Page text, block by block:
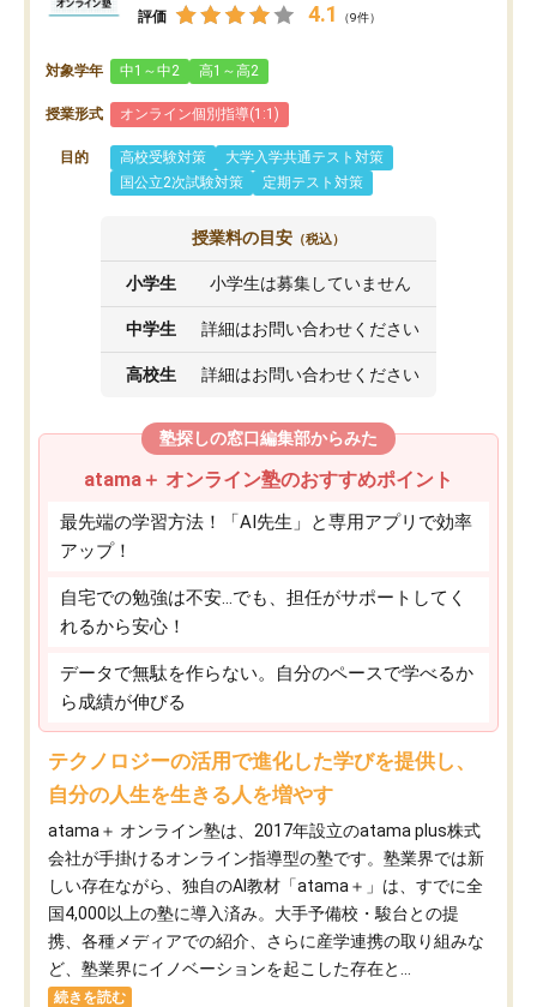
評価 4.1 （9件）
対象学年 中1～中2 高1～高2
授業形式 オンライン個別指導(1:1)
目的 高校受験対策
大学入学共通テスト対策
国公立2次試験対策
定期テスト対策
授業料の目安 （税込）
小学生 小学生は募集していません
中学生 詳細はお問い合わせください
高校生 詳細はお問い合わせください
塾探しの窓口編集部からみた
atama＋ オンライン塾のおすすめポイント
最先端の学習方法！「AI先生」と専用アプリで効率
アップ！
自宅での勉強は不安…でも、担任がサポートしてく
れるから安心！
データで無駄を作らない。自分のペースで学べるか
ら成績が伸びる
テクノロジーの活用で進化した学びを提供し、
自分の人生を生きる人を増やす
atama＋ オンライン塾は、2017年設立のatama plus株式
会社が手掛けるオンライン指導型の塾です。塾業界では新
しい存在ながら、独自のAI教材「atama＋」は、すでに全
国4,000以上の塾に導入済み。大手予備校・駿台との提
携、各種メディアでの紹介、さらに産学連携の取り組みな
ど、塾業界にイノベーションを起こした存在と...
続きを読む